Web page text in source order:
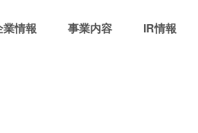
業情報 事業内容 IR情報